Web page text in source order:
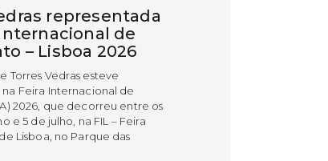
representada
de
– Lisboa 2026
Torres Vedras esteve
Feira Internacional de
2026, que decorreu entre os
e 5 de julho, na FIL – Feira
Lisboa, no Parque das